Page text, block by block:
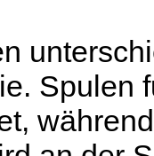
Spulen